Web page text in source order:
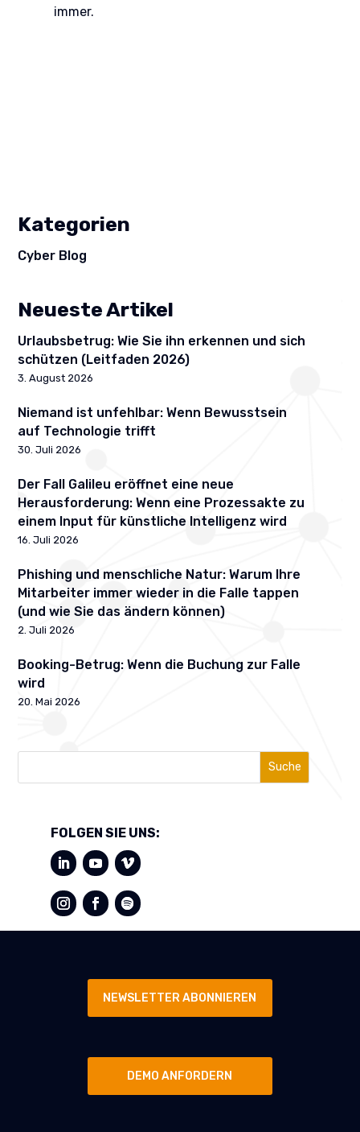
Kategorien
Cyber Blog
Neueste Artikel
Urlaubsbetrug: Wie Sie ihn erkennen und sich
schützen (Leitfaden 2026)
3. August 2026
Niemand ist unfehlbar: Wenn Bewusstsein
auf Technologie trifft
30. Juli 2026
Der Fall Galileu eröffnet eine neue
Herausforderung: Wenn eine Prozessakte zu
einem Input für künstliche Intelligenz wird
16. Juli 2026
Phishing und menschliche Natur: Warum Ihre
Mitarbeiter immer wieder in die Falle tappen
(und wie Sie das ändern können)
2. Juli 2026
Booking-Betrug: Wenn die Buchung zur Falle
wird
20. Mai 2026
Suche
FOLGEN SIE UNS:
immer.
NEWSLETTER ABONNIEREN
DEMO ANFORDERN